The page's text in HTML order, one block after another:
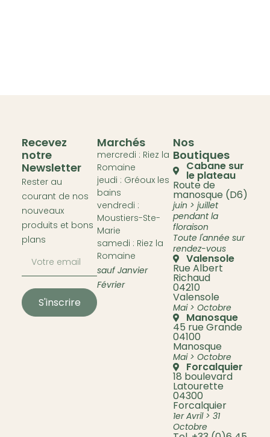
Recevez
notre
Newsletter
Rester au
courant de nos
nouveaux
produits et bons
plans
S'inscrire
Marchés
mercredi : Riez la
Romaine
jeudi : Gréoux les
bains
vendredi :
Moustiers-Ste-
Marie
samedi : Riez la
Romaine
sauf Janvier
Février
Nos
Boutiques
Cabane sur
le plateau
Route de
manosque (D6)
juin > juillet
pendant la
floraison
Toute l'année sur
rendez-vous
Valensole
Rue Albert
Richaud
04210
Valensole
Mai > Octobre
Manosque
45 rue Grande
04100
Manosque
Mai > Octobre
Forcalquier
18 boulevard
Latourette
04300
Forcalquier
1er Avril > 31
Octobre